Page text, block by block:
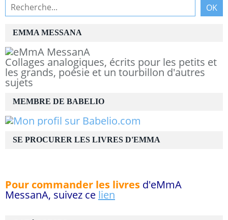
EMMA MESSANA
Collages analogiques, écrits pour les petits et
les grands, poésie et un tourbillon d'autres
sujets
MEMBRE DE BABELIO
SE PROCURER LES LIVRES D'EMMA
Pour commander les livres d'eMmA
MessanA, suivez ce lien